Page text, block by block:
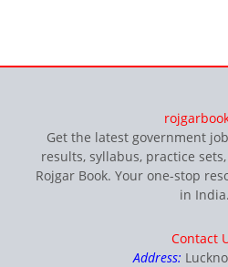
Get the latest government
results, syllabus, practice
Rojgar Book. Your one-stop
in India.
Contact
Address: